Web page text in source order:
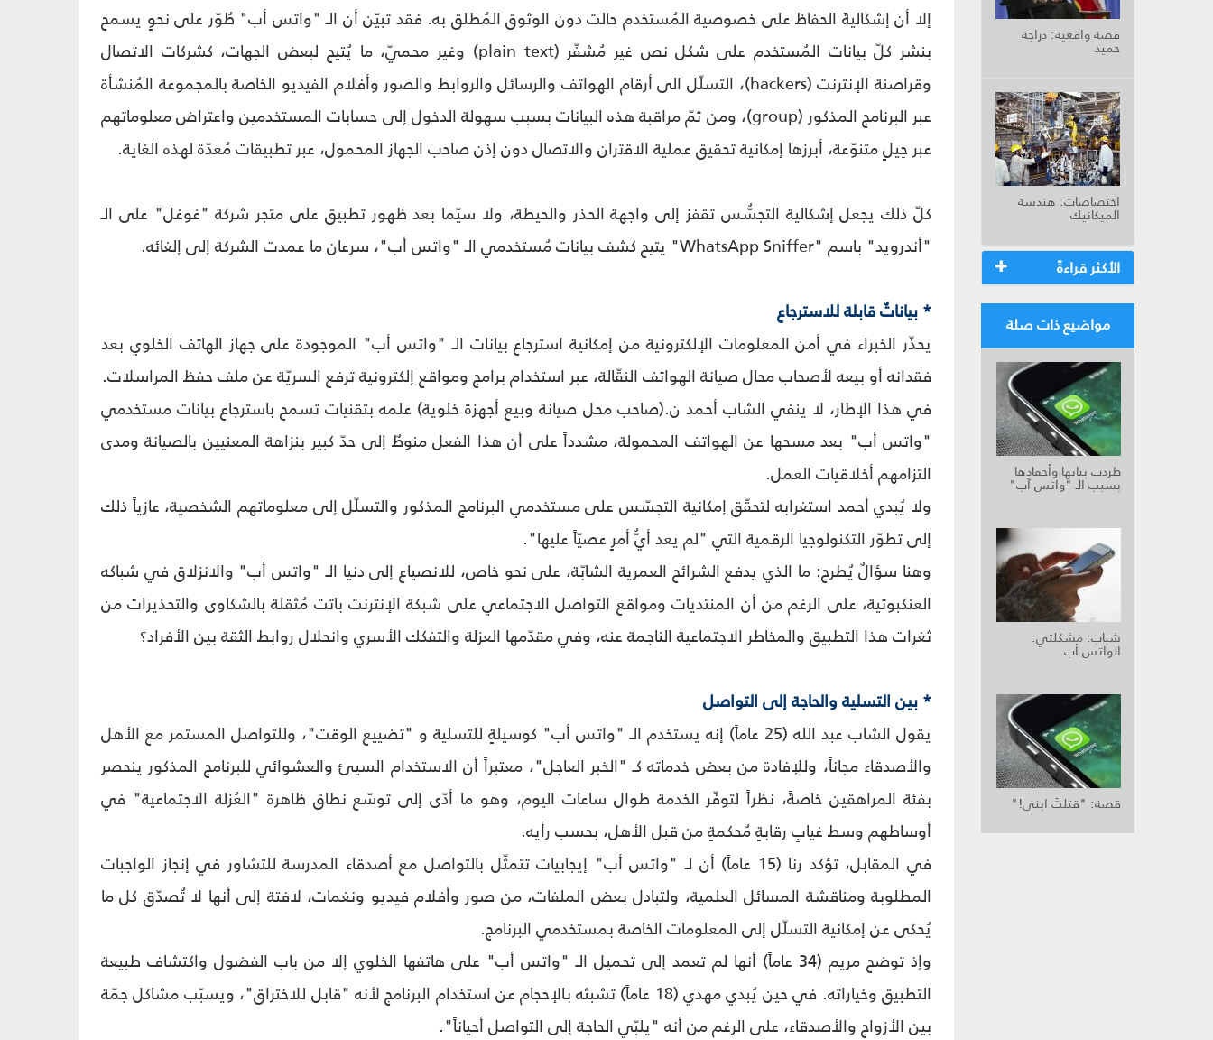
قصة واقعية: دراجة
حميد
اختصاصات: هندسة
الميكانيك
الأكثر قراءةً
مواضيع ذات صلة
طردت بناتها وأحفادها
بسبب الـ "واتس آب"
شباب: مشكلتي:
الواتس أب
قصة: "قتلتَ ابني!"
إلا أن إشكاليةَ الحفاظ على خصوصية المُستخدم حالت دون الوثوق المُطلق به. فقد تبيّن أن الـ "واتس أب" طُوّر على نحوٍ يسمح
بنشر كلّ بيانات المُستخدم على شكل نص غير مُشفّر (plain text) وغير محميّ، ما يُتيح لبعض الجهات، كشركات الاتصال
وقراصنة الإنترنت (hackers)، التسلّل الى أرقام الهواتف والرسائل والروابط والصور وأفلام الفيديو الخاصة بالمجموعة المُنشأة
عبر البرنامج المذكور (group)، ومن ثمّ مراقبة هذه البيانات بسبب سهولة الدخول إلى حسابات المستخدمين واعتراض معلوماتهم
عبر حِيلٍ متنوّعة، أبرزها إمكانية تحقيق عملية اﻻﻗﺗران واﻻﺗﺻﺎل دون إذن ﺻﺎﺣب الجهاز المحمول، عبر تطبيقات مُعدّة لهذه الغاية.
كلّ ذلك يجعل إشكالية التجسُّس تقفز إلى واجهة الحذر والحيطة، ولا سيّما بعد ظهور تطبيق على متجر شركة "غوغل" على الـ
"أندرويد" باسم "WhatsApp Sniffer" يتيح كشف بيانات مُستخدمي الـ "واتس أب"، سرعان ما عمدت الشركة إلى إلغائه.
* بياناتٌ قابلة للاسترجاع
يحذّر الخبراء في أمن المعلومات الإلكترونية من إمكانية استرجاع بيانات الـ "واتس أب" الموجودة على جهاز الهاتف الخلوي بعد
فقدانه أو بيعه لأصحاب محال صيانة الهواتف النقّالة، عبر استخدام برامج ومواقع إلكترونية ترفع السريّة عن ملف حفظ المراسلات.
في هذا الإطار، لا ينفي الشاب أحمد ن.(صاحب محل صيانة وبيع أجهزة خلوية) علمه بتقنيات تسمح باسترجاع بيانات مستخدمي
"واتس أب" بعد مسحها عن الهواتف المحمولة، مشدداً على أن هذا الفعل منوطٌ إلى حدّ كبير بنزاهة المعنيين بالصيانة ومدى
التزامهم أخلاقيات العمل.
ولا يُبدي أحمد استغرابه لتحقّق إمكانية التجسّس على مستخدمي البرنامج المذكور والتسلّل إلى معلوماتهم الشخصية، عازياً ذلك
إلى تطوّر التكنولوجيا الرقمية التي "لم يعد أيُّ أمرٍ عصيّاً عليها".
وهنا سؤالٌ يُطرح: ما الذي يدفع الشرائح العمرية الشابّة، على نحو خاص، للانصياع إلى دنيا الـ "واتس أب" والانزلاق في شباكه
العنكبوتية، على الرغم من أن المنتديات ومواقع التواصل الاجتماعي على شبكة الإنترنت باتت مُثقلة بالشكاوى والتحذيرات من
ثغرات هذا التطبيق والمخاطر الاجتماعية الناجمة عنه، وفي مقدّمها العزلة والتفكك الأسري وانحلال روابط الثقة بين الأفراد؟
* بين التسلية والحاجة إلى التواصل
يقول الشاب عبد الله (25 عاماً) إنه يستخدم الـ "واتس أب" كوسيلةٍ للتسلية و "تضييع الوقت"، وللتواصل المستمر مع الأهل
والأصدقاء مجاناً، وللإفادة من بعض خدماته كـ "الخبر العاجل"، معتبراً أن الاستخدام السيئ والعشوائي للبرنامج المذكور ينحصر
بفئة المراهقين خاصةً، نظراً لتوفّر الخدمة طوال ساعات اليوم، وهو ما أدّى إلى توسّع نطاق ظاهرة "العُزلة الاجتماعية" في
أوساطهم وسط غيابِ رقابةٍ مُحكمةٍ من قبل الأهل، بحسب رأيه.
في المقابل، تؤكد رنا (15 عاماً) أن لـ "واتس أب" إيجابيات تتمثّل بالتواصل مع أصدقاء المدرسة للتشاور في إنجاز الواجبات
المطلوبة ومناقشة المسائل العلمية، ولتبادل بعض الملفات، من صور وأفلام فيديو ونغمات، لافتة إلى أنها لا تُصدّق كل ما
يُحكى عن إمكانية التسلّل إلى المعلومات الخاصة بمستخدمي البرنامج.
وإذ توضح مريم (34 عاماً) أنها لم تعمد إلى تحميل الـ "واتس أب" على هاتفها الخلوي إلا من باب الفضول واكتشاف طبيعة
التطبيق وخياراته. في حين يُبدي مهدي (18 عاماً) تشبثه بالإحجام عن استخدام البرنامج لأنه "قابل للاختراق"، ويسبّب مشاكل جمّة
بين الأزواج والأصدقاء، على الرغم من أنه "يلبّي الحاجة إلى التواصل أحياناً".